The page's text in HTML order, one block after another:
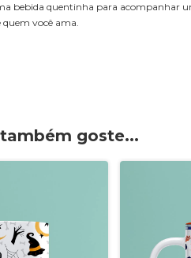
bebida quentinha para acompanhar
quem você ama.
goste...